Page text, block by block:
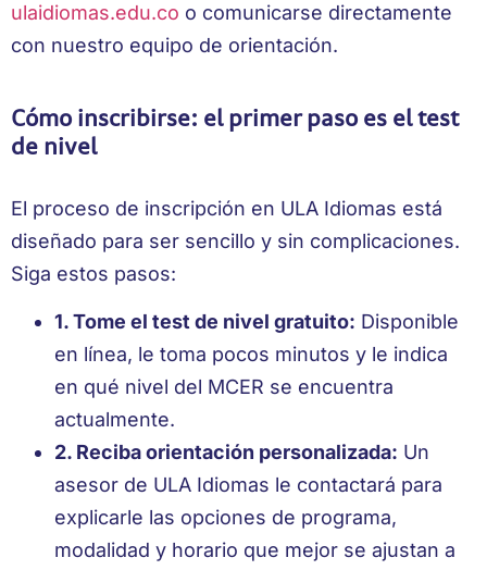
ulaidiomas.edu.co o comunicarse directamente
con nuestro equipo de orientación.
Cómo inscribirse: el primer paso es el test
de nivel
El proceso de inscripción en ULA Idiomas está
diseñado para ser sencillo y sin complicaciones.
Siga estos pasos:
1. Tome el test de nivel gratuito: Disponible
en línea, le toma pocos minutos y le indica
en qué nivel del MCER se encuentra
actualmente.
2. Reciba orientación personalizada: Un
asesor de ULA Idiomas le contactará para
explicarle las opciones de programa,
modalidad y horario que mejor se ajustan a